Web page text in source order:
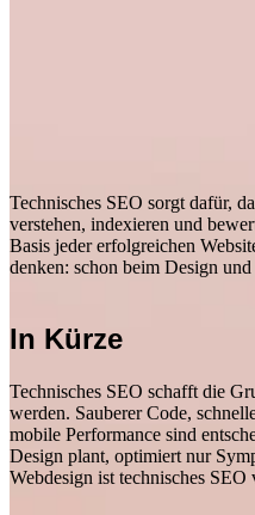
Technisches SEO sorgt dafür,
verstehen, indexieren und
Basis jeder erfolgreichen
denken: schon beim Design
In Kürze
Technisches SEO schafft die
werden. Sauberer Code,
mobile Performance sind
Design plant, optimiert nur
Webdesign ist technisches SEO